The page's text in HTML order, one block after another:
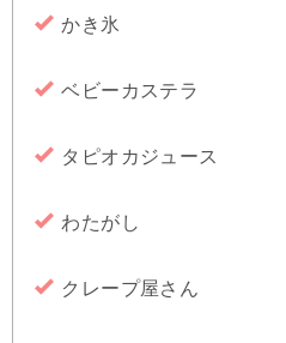
かき氷
ベビーカステラ
タピオカジュース
わたがし
クレープ屋さん